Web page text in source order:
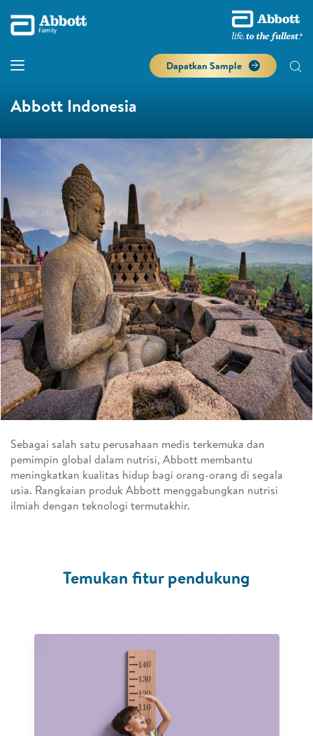
Dapatkan Sample
Abbott Indonesia
Sebagai salah satu perusahaan medis terkemuka dan
pemimpin global dalam nutrisi, Abbott membantu
meningkatkan kualitas hidup bagi orang-orang di segala
usia. Rangkaian produk Abbott menggabungkan nutrisi
ilmiah dengan teknologi termutakhir.
Temukan fitur pendukung